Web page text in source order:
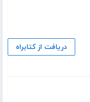
دریافت از کتابراه